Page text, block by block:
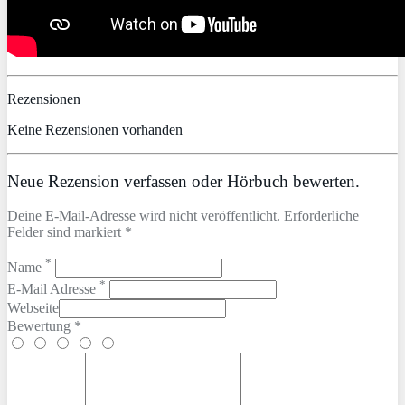
Rezensionen
Keine Rezensionen vorhanden
Neue Rezension verfassen oder Hörbuch bewerten.
Deine E-Mail-Adresse wird nicht veröffentlicht. Erforderliche
Felder sind markiert *
Name *
E-Mail Adresse *
Webseite
Bewertung *